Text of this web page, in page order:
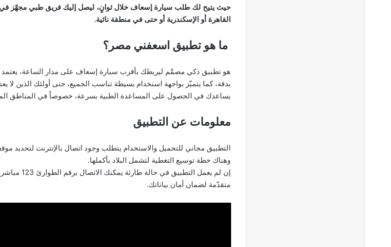
حيث يتيح لك طلب سيارة إسعاف خلال ثوانٍ، ليصل إليك فريق طبي مجهّز
القاهرة أو الإسكندرية أو حتى في منطقة نائية.
ما هو تطبيق اسعفني مصر؟
بدقة، كما يتميّز بواجهة استخدام بسيطة تناسب الجميع، حتى أولئك الذين لا
يساعدك في الحصول على المساعدة الطبية بسرعة، خصوصاً في المناطق
معلومات عن التطبيق
التطبيق مجاني للتحميل والاستخدام يتطلب وجود اتصال بالإنترنت لتحديد
وهناك خطة توسيع التغطية لتشمل البلاد بأكملها.
إن لم يعمل
متقدّمة لضمان أمان بياناتك.